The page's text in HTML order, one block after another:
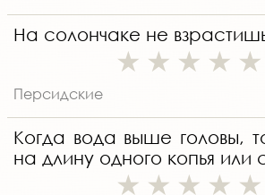
На солончаке не
Персидские
Когда вода выше головы,
на длину одного копья или